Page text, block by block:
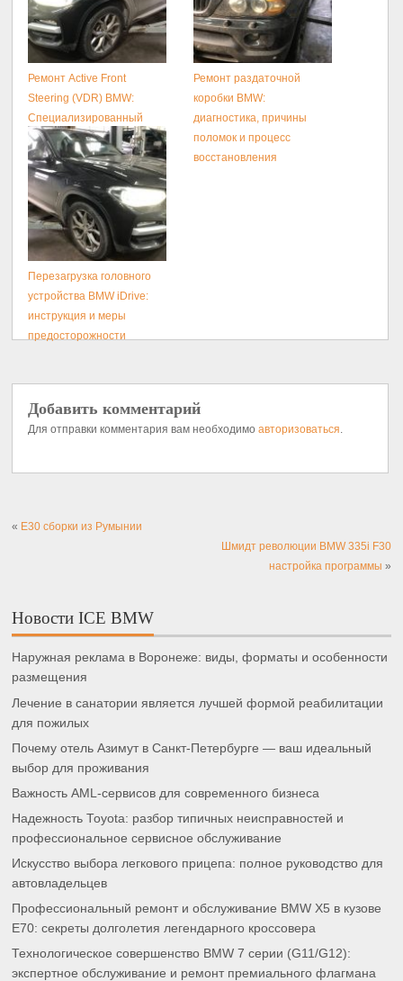
Ремонт Active Front
Steering (VDR) BMW:
Специализированный
Сервис и Диагностика.
Ремонт раздаточной
коробки BMW:
диагностика, причины
поломок и процесс
восстановления
Перезагрузка головного
устройства BMW iDrive:
инструкция и меры
предосторожности
Добавить комментарий
Для отправки комментария вам необходимоавторизоваться.
« E30 сборки из Румынии
Шмидт революции BMW 335i F30
настройка программы »
Новости ICE BMW
Наружная реклама в Воронеже: виды, форматы и особенности
размещения
Лечение в санатории является лучшей формой реабилитации
для пожилых
Почему отель Азимут в Санкт-Петербурге — ваш идеальный
выбор для проживания
Важность AML-сервисов для современного бизнеса
Надежность Toyota: разбор типичных неисправностей и
профессиональное сервисное обслуживание
Искусство выбора легкового прицепа: полное руководство для
автовладельцев
Профессиональный ремонт и обслуживание BMW X5 в кузове
E70: секреты долголетия легендарного кроссовера
Технологическое совершенство BMW 7 серии (G11/G12):
экспертное обслуживание и ремонт премиального флагмана